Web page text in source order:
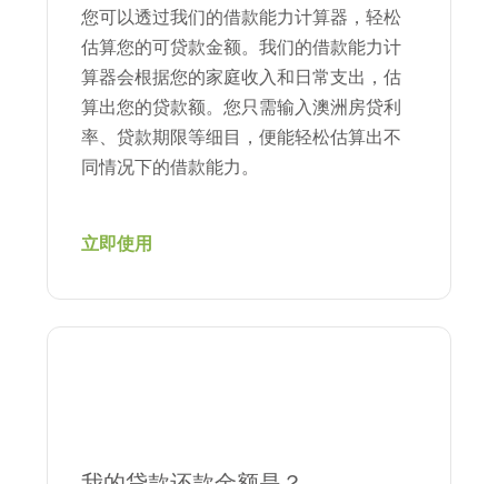
您可以透过我们的借款能力计算器，轻松
估算您的可贷款金额。我们的借款能力计
算器会根据您的家庭收入和日常支出，估
算出您的贷款额。您只需输入澳洲房贷利
率、贷款期限等细目，便能轻松估算出不
同情况下的借款能力。
立即使用